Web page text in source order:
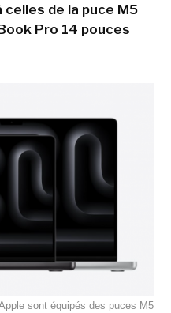
de la puce M5
Pro 14 pouces
sont équipés des puces M5